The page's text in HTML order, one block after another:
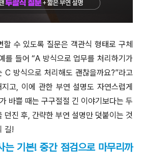
할 수 있도록 질문은 객관식 형태로 구체
를 들어 “A 방식으로 업무를 처리하기가
C 방식으로 처리해도 괜찮을까요?”라고
고, 이에 관한 부연 설명도 자연스럽게
바쁠 때는 구구절절 긴 이야기보다는 두
던진 후, 간략한 부연 설명만 덧붙이는 것
길!
기본! 중간 점검으로 마무리까